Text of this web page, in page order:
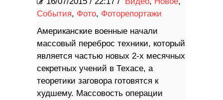
События, Фото, Фоторепортажи
Американские военные начали
массовый переброс техники, который
является частью новых 2-х месячных
секретных учений в Техасе, а
теоретики заговора готовятся к
худшему. Массовость операции